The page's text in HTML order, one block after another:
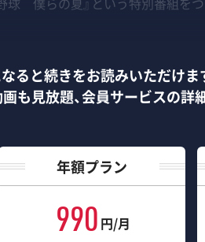
ると続きをお読みいただけま
も見放題、会員サービスの詳
年額プラン
990 円/月